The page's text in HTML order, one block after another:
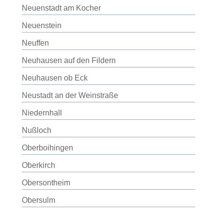
Neuenstadt am Kocher
Neuenstein
Neuffen
Neuhausen auf den Fildern
Neuhausen ob Eck
Neustadt an der Weinstraße
Niedernhall
Nußloch
Oberboihingen
Oberkirch
Obersontheim
Obersulm